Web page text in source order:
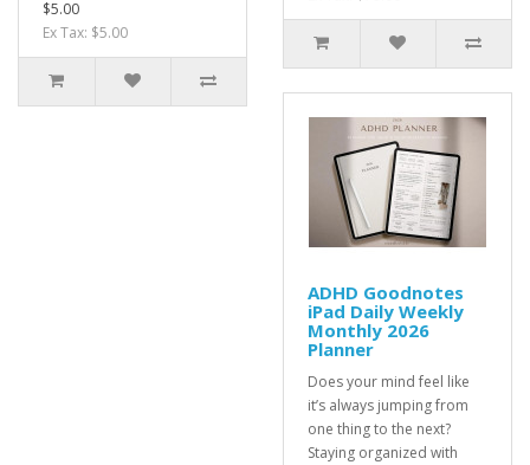
$5.00
Ex Tax: $5.00
ADHD Goodnotes
iPad Daily Weekly
Monthly 2026
Planner
Does your mind feel like
it’s always jumping from
one thing to the next?
Staying organized with